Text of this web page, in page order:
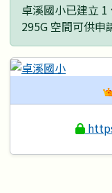
卓溪國小已建立
295G 空間可供申